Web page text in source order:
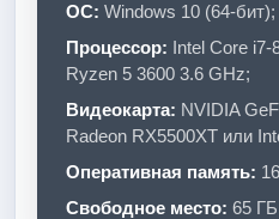
ОС: Windows 10 (64-бит);
Процессор: Intel Core i7-
Ryzen 5 3600 3.6 GHz;
Видеокарта: NVIDIA
Radeon RX5500XT или
Оперативная память:
Свободное место: 65